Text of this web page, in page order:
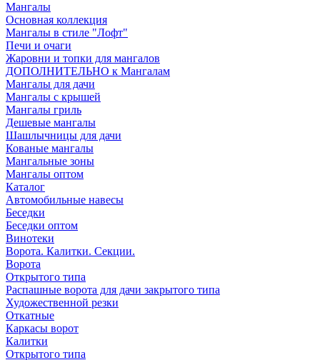
Мангалы
Основная коллекция
Мангалы в стиле "Лофт"
Печи и очаги
Жаровни и топки для мангалов
ДОПОЛНИТЕЛЬНО к Мангалам
Мангалы для дачи
Мангалы с крышей
Мангалы гриль
Дешевые мангалы
Шашлычницы для дачи
Кованые мангалы
Мангальные зоны
Мангалы оптом
Каталог
Автомобильные навесы
Беседки
Беседки оптом
Винотеки
Ворота. Калитки. Секции.
Ворота
Открытого типа
Распашные ворота для дачи закрытого типа
Художественной резки
Откатные
Каркасы ворот
Калитки
Открытого типа